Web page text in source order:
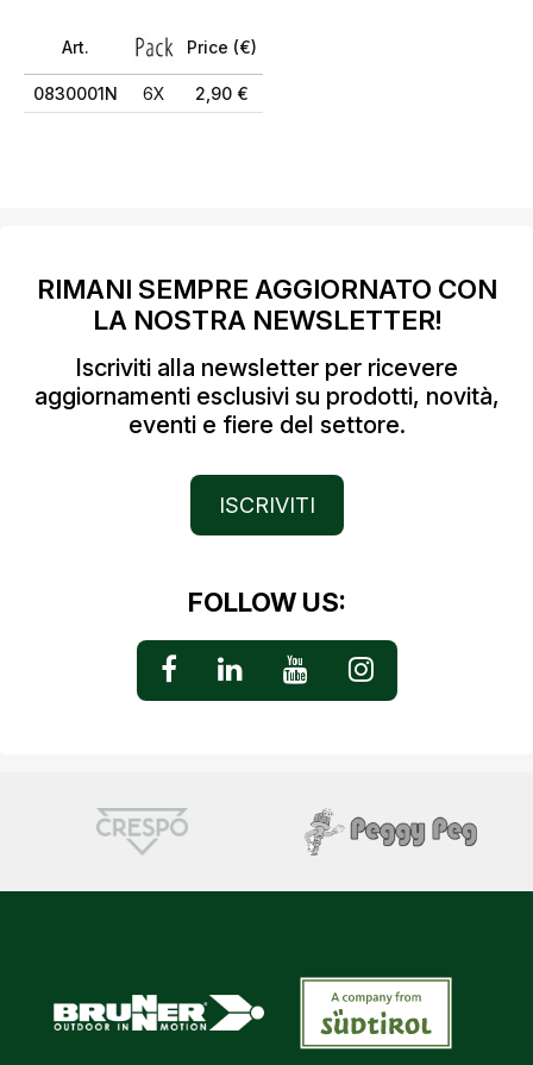
Art. Price (€)
0830001N 6X 2,90 €
RIMANI SEMPRE AGGIORNATO CON
LA NOSTRA NEWSLETTER!
Iscriviti alla newsletter per ricevere
aggiornamenti esclusivi su prodotti, novità,
eventi e fiere del settore.
ISCRIVITI
FOLLOW US: